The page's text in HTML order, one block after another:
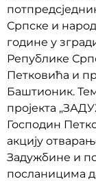
Српске и
године у
Републике
Петковића и
Баштионик.
пројекта
Господин
акцију
Задужбине и
посланицима